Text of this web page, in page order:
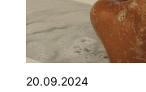
20.09.2024